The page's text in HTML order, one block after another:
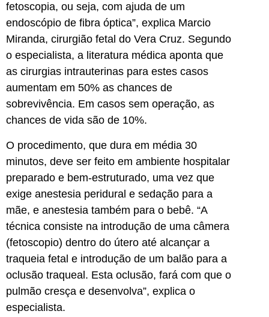
fetoscopia, ou seja, com ajuda de um
endoscópio de fibra óptica”, explica Marcio
Miranda, cirurgião fetal do Vera Cruz. Segundo
o especialista, a literatura médica aponta que
as cirurgias intrauterinas para estes casos
aumentam em 50% as chances de
sobrevivência. Em casos sem operação, as
chances de vida são de 10%.
O procedimento, que dura em média 30
minutos, deve ser feito em ambiente hospitalar
preparado e bem-estruturado, uma vez que
exige anestesia peridural e sedação para a
mãe, e anestesia também para o bebê. “A
técnica consiste na introdução de uma câmera
(fetoscopio) dentro do útero até alcançar a
traqueia fetal e introdução de um balão para a
oclusão traqueal. Esta oclusão, fará com que o
pulmão cresça e desenvolva”, explica o
especialista.